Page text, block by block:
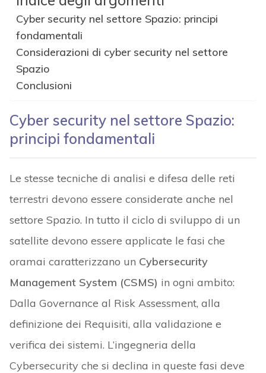
Cyber security nel settore Spazio: principi
fondamentali
Considerazioni di cyber security nel settore
Spazio
Conclusioni
Cyber security nel settore Spazio:
principi fondamentali
Le stesse tecniche di analisi e difesa delle reti
terrestri devono essere considerate anche nel
settore Spazio. In tutto il ciclo di sviluppo di un
satellite devono essere applicate le fasi che
oramai caratterizzano un Cybersecurity
Management System (CSMS) in ogni ambito:
Dalla Governance al Risk Assessment, alla
definizione dei Requisiti, alla validazione e
verifica dei sistemi. L’ingegneria della
Cybersecurity che si declina in queste fasi deve